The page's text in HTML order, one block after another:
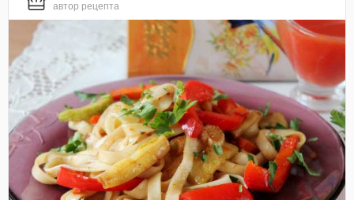
автор рецепта